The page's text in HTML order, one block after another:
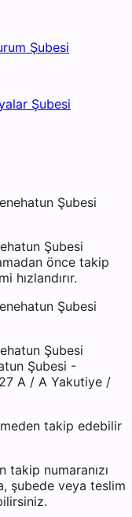
Şubesi
Şubesi
Şubesi
Şubesi
önce takip
hızlandırır.
Şubesi
Şubesi
Şubesi -
A / A Yakutiye /
takip edebilir
takip numaranızı
şubede veya teslim